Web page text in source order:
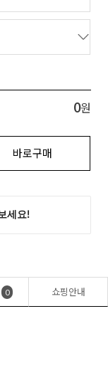
0원
바로구매
0 쇼핑안내